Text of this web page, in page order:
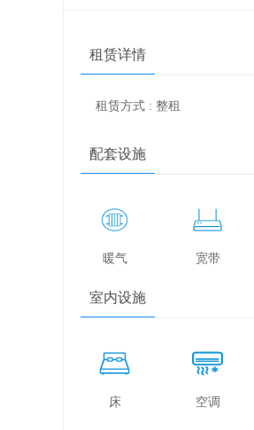
租赁详情
租赁方式 : 整租
配套设施
暖气 宽带
室内设施
床 空调